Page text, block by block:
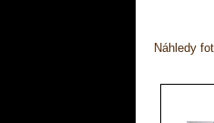
Náhledy